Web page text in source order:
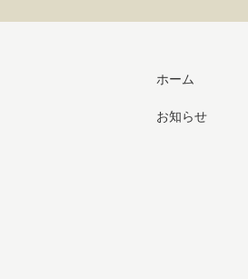
ホーム
お知らせ